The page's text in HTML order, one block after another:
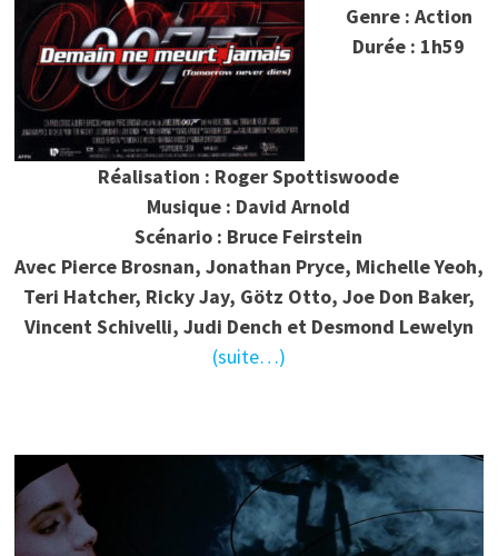
Genre : Action
Durée : 1h59
Réalisation : Roger Spottiswoode
Musique : David Arnold
Scénario : Bruce Feirstein
Avec Pierce Brosnan, Jonathan Pryce, Michelle Yeoh,
Teri Hatcher, Ricky Jay, Götz Otto, Joe Don Baker,
Vincent Schivelli, Judi Dench et Desmond Lewelyn
(suite…)